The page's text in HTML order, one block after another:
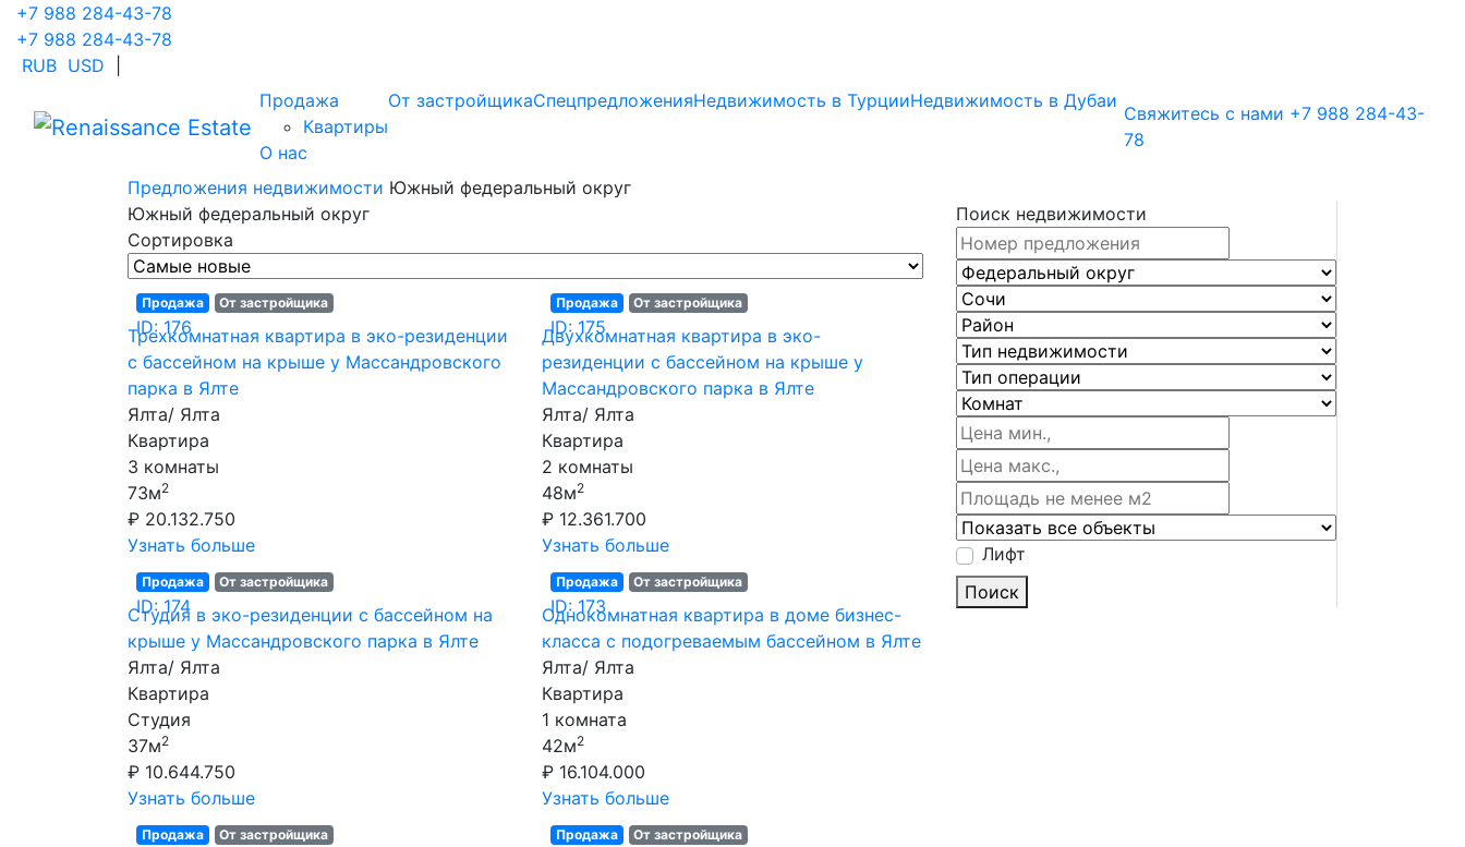
+7 988 284-43-78
+7 988 284-43-78
RUB USD
Продажа
Квартиры
От застройщикаСпецпредложенияНедвижимость в ТурцииНедвижимость в Дубаи
О нас
Свяжитесь с нами +7 988 284-43-
78
Предложения недвижимости Южный федеральный округ
Южный федеральный округ
Сортировка
Продажа От застройщика
ID: 176
Трехкомнатная квартира в эко-резиденции
с бассейном на крыше у Массандровского
парка в Ялте
Ялта/ Ялта
Квартира
3 комнаты
73м2
₽ 20.132.750
Узнать больше
Продажа От застройщика
ID: 175
Двухкомнатная квартира в эко-
резиденции с бассейном на крыше у
Массандровского парка в Ялте
Ялта/ Ялта
Квартира
2 комнаты
48м2
₽ 12.361.700
Узнать больше
Продажа От застройщика
ID: 174
Студия в эко-резиденции с бассейном на
крыше у Массандровского парка в Ялте
Ялта/ Ялта
Квартира
Студия
37м2
₽ 10.644.750
Узнать больше
Продажа От застройщика
ID: 173
Однокомнатная квартира в доме бизнес-
класса с подогреваемым бассейном в Ялте
Ялта/ Ялта
Квартира
1 комната
42м2
₽ 16.104.000
Узнать больше
Продажа От застройщика Продажа От застройщика
Поиск недвижимости
Лифт
Поиск